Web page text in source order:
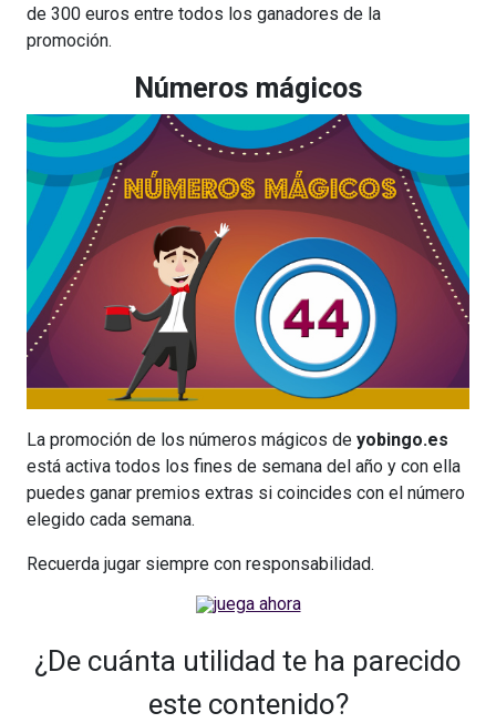
de 300 euros entre todos los ganadores de la
promoción.
Números mágicos
La promoción de los números mágicos de yobingo.es
está activa todos los fines de semana del año y con ella
puedes ganar premios extras si coincides con el número
elegido cada semana.
Recuerda jugar siempre con responsabilidad.
¿De cuánta utilidad te ha parecido
este contenido?